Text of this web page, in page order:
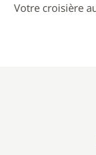
Votre croisière